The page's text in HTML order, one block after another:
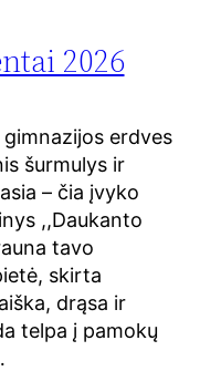
2026
erdves
šurmulys ir
– čia įvyko
,,Daukanto
tavo
skirta
drąsa ir
telpa į pamokų